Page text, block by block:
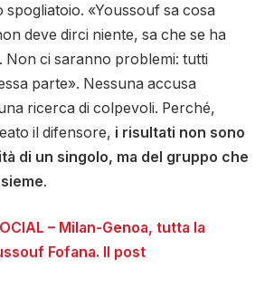
spogliatoio. «Youssouf sa cosa
deve dirci niente, sa che se ha
Non ci saranno problemi: tutti
parte». Nessuna accusa
ricerca di colpevoli. Perché,
il difensore, i risultati non sono
di un singolo, ma del gruppo che
.
– Milan-Genoa, tutta la
Fofana. Il post